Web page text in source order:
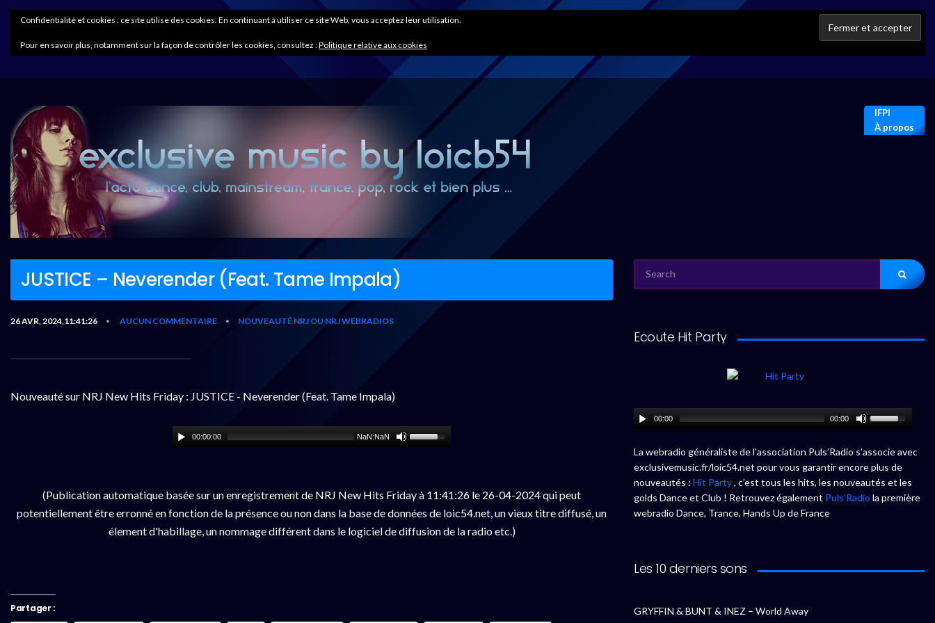
IFPI
À propos
JUSTICE – Neverender (Feat. Tame Impala)
26 AVR, 2024,11:41:26 • AUCUN COMMENTAIRE • NOUVEAUTÉ NRJ OU NRJ WEBRADIOS
Nouveauté sur NRJ New Hits Friday : JUSTICE - Neverender (Feat. Tame Impala)
00:00:00 NaN:NaN
(Publication automatique basée sur un enregistrement de NRJ New Hits Friday à 11:41:26 le 26-04-2024 qui peut
potentiellement être erronné en fonction de la présence ou non dans la base de données de loic54.net, un vieux titre diffusé, un
élement d'habillage, un nommage différent dans le logiciel de diffusion de la radio etc.)
Partager :
FOR:
Ecoute Hit Party
00:00 00:00
La webradio généraliste de l’association Puls’Radio s’associe avec
exclusivemusic.fr/loic54.net pour vous garantir encore plus de
nouveautés : Hit Party, c’est tous les hits, les nouveautés et les
golds Dance et Club ! Retrouvez également Puls’Radio la première
webradio Dance, Trance, Hands Up de France
Les 10 derniers sons
GRYFFIN & BUNT & INEZ – World Away
Confidentialité et cookies : ce site utilise des cookies. En continuant à utiliser ce site Web, vous acceptez leur utilisation.
Pour en savoir plus, notamment sur la façon de contrôler les cookies, consultez :Politique relative aux cookies